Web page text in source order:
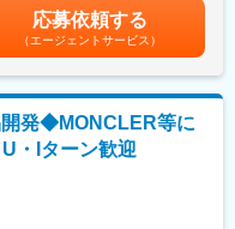
女性７名）
ある」環境です。
やりがい
係を築く営業スタイル
、営業しやすい環境
な提案が可能
ありつつ、地域密着型の営業
」という形で活かせます
給が取得しやすい
験・能力を考慮し決定しま
2回（6月、12月）■モデル年
32万円（入社5年目）年収620
社7年目）年収850万円／43
）賃金はあくまでも目安の金
性があります。月給(月額)は
応募依頼する
（エージェントサービス）
開発◆MONCLER等に
・Iターン歓迎